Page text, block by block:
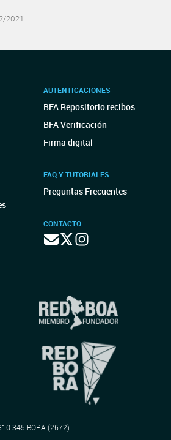
2021
AUTENTICACIONES
BFA Repositorio recibos
BFA Verificación
Firma digital
FAQ Y TUTORIALES
Preguntas Frecuentes
CONTACTO
345-BORA (2672)